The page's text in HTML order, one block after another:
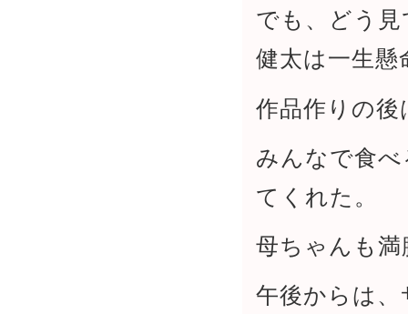
でも、どう
健太は一生懸
作品作りの
みんなで食
てくれた。
母ちゃんも
午後からは